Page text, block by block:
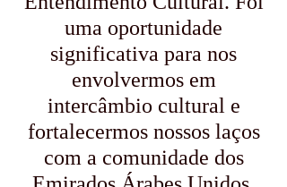
uma oportunidade
significativa para nos
envolvermos em
intercâmbio cultural e
fortalecermos nossos laços
com a comunidade dos